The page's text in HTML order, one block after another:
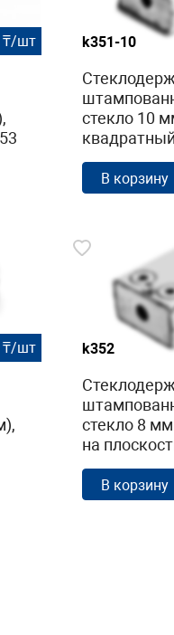
₸/шт k351-10
стекло 10
Ø38.1 мм
k351-10
В корзину
₸/шт k352
стекло 8
на
304) k352
В корзину